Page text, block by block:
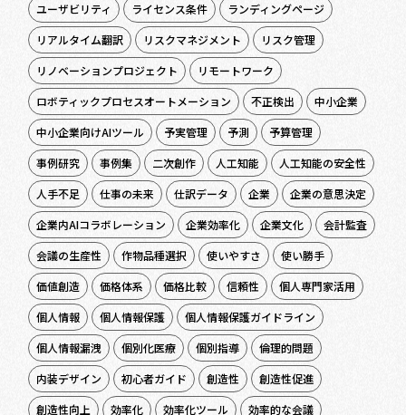
ユーザビリティ
ライセンス条件
ランディングページ
リアルタイム翻訳
リスクマネジメント
リスク管理
リノベーションプロジェクト
リモートワーク
ロボティックプロセスオートメーション
不正検出
中小企業
中小企業向けAIツール
予実管理 予測
予算管理
事例研究
事例集 二次創作 人工知能
人工知能の安全性
人手不足
仕事の未来 仕訳データ 企業
企業の意思決定
企業内AIコラボレーション
企業効率化 企業文化
会計監査
会議の生産性
作物品種選択 使いやすさ
使い勝手
価値創造
価格体系 価格比較 信頼性
個人専門家活用
個人情報
個人情報保護
個人情報保護ガイドライン
個人情報漏洩
個別化医療 個別指導
倫理的問題
内装デザイン
初心者ガイド 創造性
創造性促進
創造性向上
効率化 効率化ツール
効率的な会議